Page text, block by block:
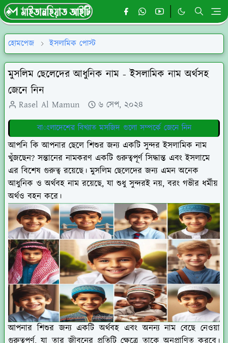
হোমপেজ ইসলামিক পোস্ট
মুসলিম ছেলেদের আধুনিক নাম - ইসলামিক নাম অর্থসহ
জেনে নিন
Rasel Al Mamun ৬ সেপ, ২০২৪
বাংলাদেশের বিখ্যাত মসজিদ গুলো সম্পর্কে জেনে নিন
আপনি কি আপনার ছেলে শিশুর জন্য একটি সুন্দর ইসলামিক নাম
খুঁজছেন? সন্তানের নামকরণ একটি গুরুত্বপূর্ণ সিদ্ধান্ত এবং ইসলামে
এর বিশেষ গুরুত্ব রয়েছে। মুসলিম ছেলেদের জন্য এমন অনেক
আধুনিক ও অর্থবহ নাম রয়েছে, যা শুধু সুন্দরই নয়, বরং গভীর ধর্মীয়
অর্থও বহন করে।
আপনার শিশুর জন্য একটি অর্থবহ এবং অনন্য নাম বেছে নেওয়া